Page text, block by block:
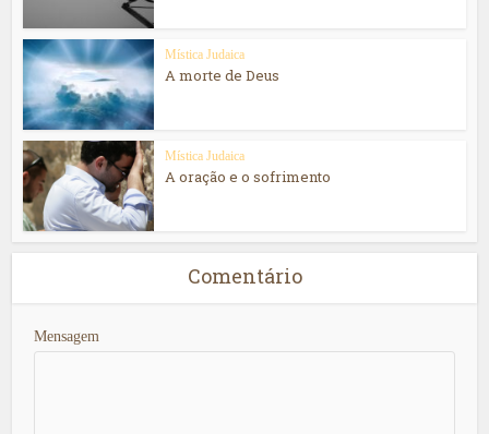
Mística Judaica
A morte de Deus
Mística Judaica
A oração e o sofrimento
Comentário
Mensagem